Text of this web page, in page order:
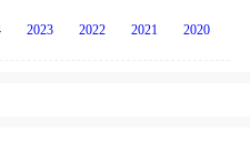
2023 2022 2021 2020